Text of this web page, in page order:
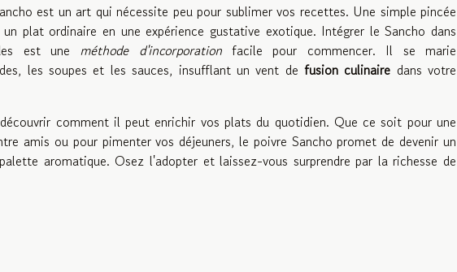
est un art qui nécessite peu pour sublimer vos recettes. Une simple pincée
plat ordinaire en une expérience gustative exotique. Intégrer le Sancho dans
est une méthode d'incorporationfacile pour commencer. Il se marie
les soupes et les sauces, insufflant un vent de fusion culinaire dans votre
comment il peut enrichir vos plats du quotidien. Que ce soit pour une
amis ou pour pimenter vos déjeuners, le poivre Sancho promet de devenir un
aromatique. Osez l'adopter et laissez-vous surprendre par la richesse de